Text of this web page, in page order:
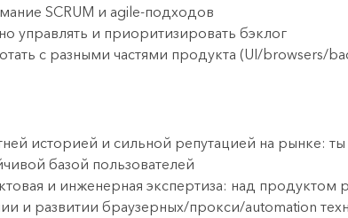
SCRUM и agile-подходов
управлять и приоритизировать бэклог
с разными частями продукта (UI/browsers/
историей и сильной репутацией на рынке:
базой пользователей
и инженерная экспертиза: над продуктом
и развитии браузерных/прокси/automation